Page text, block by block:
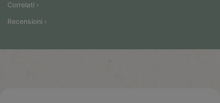
Correlati ›
Recensioni ›